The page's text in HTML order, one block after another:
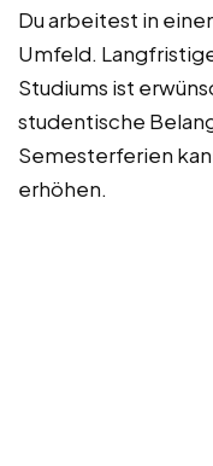
Du arbeitest in
Umfeld.
Studiums ist
studentische
Semesterferien
erhöhen.